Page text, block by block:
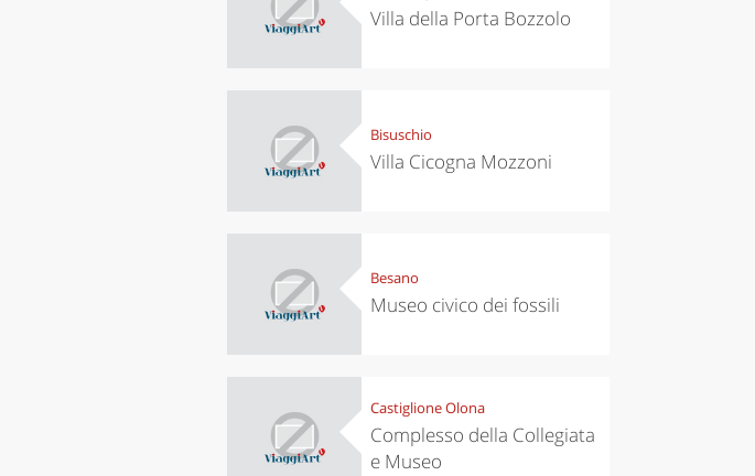
Villa della Porta Bozzolo
Bisuschio
Villa Cicogna Mozzoni
Besano
Museo civico dei fossili
Castiglione Olona
Complesso della Collegiata
e Museo